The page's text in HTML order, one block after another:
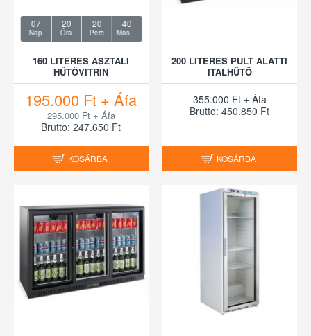
07
Nap
20
Óra
20
Perc
40
Másodperc
160 LITERES ASZTALI
HŰTŐVITRIN
195.000 Ft + Áfa
295.000 Ft + Áfa
Brutto: 247.650 Ft
KOSÁRBA
200 LITERES PULT ALATTI
ITALHŰTŐ
355.000 Ft + Áfa
Brutto: 450.850 Ft
KOSÁRBA